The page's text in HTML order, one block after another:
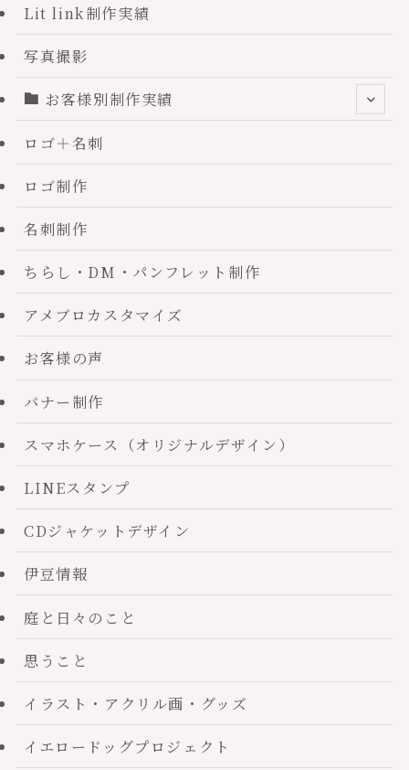
Lit link制作実績
写真撮影
お客様別制作実績
ロゴ＋名刺
ロゴ制作
名刺制作
ちらし・DM・パンフレット制作
アメブロカスタマイズ
お客様の声
バナー制作
スマホケース（オリジナルデザイン）
LINEスタンプ
CDジャケットデザイン
伊豆情報
庭と日々のこと
思うこと
イラスト・アクリル画・グッズ
イエロードッグプロジェクト